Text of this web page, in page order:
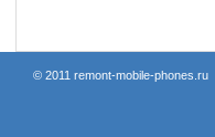
© 2011 remont-mobile-phones.ru